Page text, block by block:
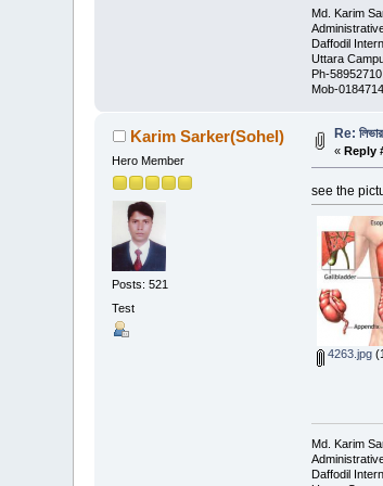
Md. Karim
Daffodil
Uttara
Ph-
Mob-
Karim Sarker(Sohel)
Hero Member
Posts: 521
Test
Re: লিভার
«Reply
see the
4263.jpg
Md. Karim
Daffodil